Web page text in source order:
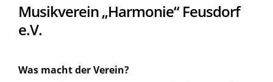
Musikverein „Harmonie“ Feusdorf
e.V.
Was macht der Verein?